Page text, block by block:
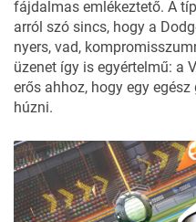
fájdalmas emlékeztető. A
arról szó sincs, hogy a
nyers, vad,
üzenet így is egyértelmű: a
erős ahhoz, hogy egy
húzni.